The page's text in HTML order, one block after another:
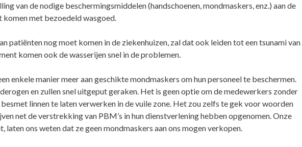
van de nodige beschermingsmiddelen (handschoenen, mondmaskers, enz.) aan de
met bezoedeld wasgoed.
patiënten nog moet komen in de ziekenhuizen, zal dat ook leiden tot een tsunami van
komen ook de wasserijen snel in de problemen.
enkele manier meer aan geschikte mondmaskers om hun personeel te beschermen.
en zullen snel uitgeput geraken. Het is geen optie om de medewerkers zonder
linnen te laten verwerken in de vuile zone. Het zou zelfs te gek voor woorden
net de verstrekking van PBM’s in hun dienstverlening hebben opgenomen. Onze
laten ons weten dat ze geen mondmaskers aan ons mogen verkopen.